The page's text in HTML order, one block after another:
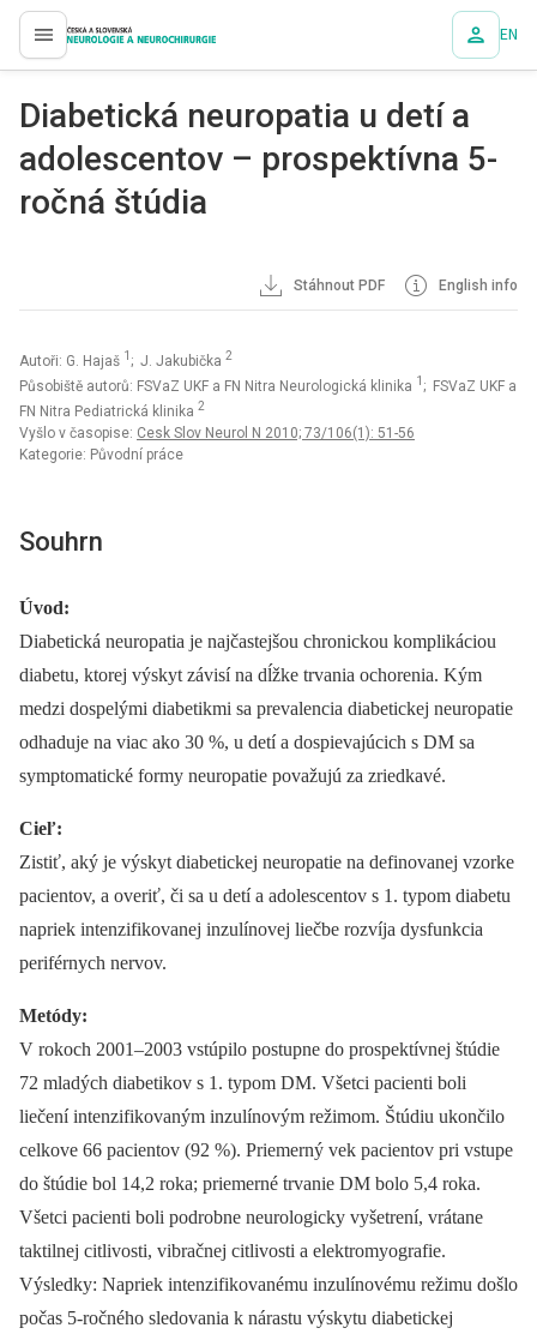
proLékaře.cz EN
Diabetická neuropatia u detí a
adolescentov – prospektívna 5-
ročná štúdia
Stáhnout PDF English info
Autoři: G. Hajaš 1 ; J. Jakubička 2
Působiště autorů: FSVaZ UKF a FN Nitra Neurologická klinika 1 ; FSVaZ UKF a
FN Nitra Pediatrická klinika 2
Vyšlo v časopise: Cesk Slov Neurol N 2010; 73/106(1): 51-56
Kategorie: Původní práce
Souhrn
Úvod:
Diabetická neuropatia je najčastejšou chronickou komplikáciou
diabetu, ktorej výskyt závisí na dĺžke trvania ochorenia. Kým
medzi dospelými diabetikmi sa prevalencia diabetickej neuropatie
odhaduje na viac ako 30 %, u detí a dospievajúcich s DM sa
symptomatické formy neuropatie považujú za zriedkavé.
Cieľ:
Zistiť, aký je výskyt diabetickej neuropatie na definovanej vzorke
pacientov, a overiť, či sa u detí a adolescentov s 1. typom diabetu
napriek intenzifikovanej inzulínovej liečbe rozvíja dysfunkcia
periférnych nervov.
Metódy:
V rokoch 2001–2003 vstúpilo postupne do prospektívnej štúdie
72 mladých diabetikov s 1. typom DM. Všetci pacienti boli
liečení intenzifikovaným inzulínovým režimom. Štúdiu ukončilo
celkove 66 pacientov (92 %). Priemerný vek pacientov pri vstupe
do štúdie bol 14,2 roka; priemerné trvanie DM bolo 5,4 roka.
Všetci pacienti boli podrobne neurologicky vyšetrení, vrátane
taktilnej citlivosti, vibračnej citlivosti a elektromyografie.
Výsledky: Napriek intenzifikovanému inzulínovému režimu došlo
počas 5-ročného sledovania k nárastu výskytu diabetickej